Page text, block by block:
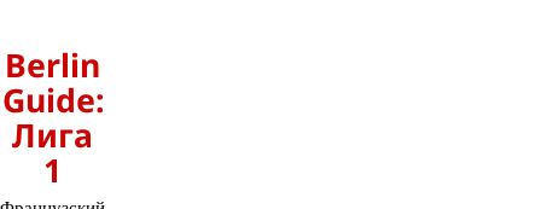
содержимому
Berlin
Guide:
Лига
1